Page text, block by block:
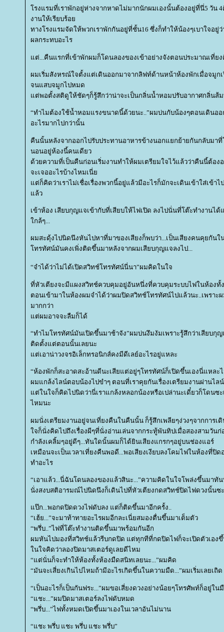
รงแรมที่เราพักอยู่ห่างจากหาดไม่มากนักผมเองนั้นต้องอยู่ที่นึ่5 วัน 4
งานให้เรียบร้อ
ทางโรงแรมจัดให้พวกเราพักกันอยู่ที่ชั้น16 ซึ่งก็ทำให้น้องๆเบาใจอยู่
ผลกระทบอะไร
ต่ คืนแรกที่เข้าพักผมก็โดนลองของเข้าอย่างจังตอนประมาณเที่ย
ผมเริ่มสังหรณ์ใจตั้งแต่เดินออกมาจากลิฟท์ด้านหน้าห้องพักเมื่อจมูก
จนแสบจมูกไปหมด
ต่พอตั้งสติดูให้ชัดๆก็รู้สึกว่าน่าจะเป็นกลิ่นน้ำหอมปรับอากาศกลิ่นส้ม
“ทำไมต้องใช้น้ำหอมแรงขนาดนี้ด้วยนะ..”ผมบ่นกับน้องๆตอนเดินอ
อะไรมากไปกว่านั้น
คืนนั้นหลังจากออกไปรับประทานอาหารข้างนอกแยกย้ายกันกลับมา
นอนอยู่ห้องนี้คนเดียว
ด้วยความที่เป็นคืนก่อนเริ่มงานทำให้ผมเตรียมใจไว้แล้วว่าคืนนี้ต้อง
จะเจออะไรบ้างไหมเนี่
ต่ก็คิดว่าเราไม่เชื่อเรื่องพวกนี้อยู่แล้วมีอะไรก็มักจะเดินเข้าใส่เข้าไ
ล้ว
เข้าห้อง เสียบกุญแจเข้ากับที่เสียบให้ไฟเปิด ลงไปนั่นที่โต๊ะทำงานไ
กล้ๆ
ผมสะดุ้งไปนิดนึงหันไปหาที่มาของเสียงก็พบว่า...เป็นเสียงคนคุยกันใ
ทรทัศน์มันคงเพิ่งติดขึ้นมาหลังจากผมเสียบกุญแจลงไป...
“จำได้ว่าไม่ได้เปิดสวิทช์โทรทัศน์นี่นา”ผมคิดในใจ
ที่หัวเตียงจะมีแผงสวิทช์ควบคุมอยู่อันหนึ่งที่ควบคุมระบบไฟในห้องทั้
ตอนเข้ามาในห้องผมจำได้ว่าผมปิดสวิทช์โทรทัศน์ไปแล้วนะ เพราะ
มากกว่า
ต่ผมอาจจะลืมก็ได้
“ทำไมโทรทัศน์มันเปิดขึ้นมาช้าจัง”ผมบ่นงึมงัมเพราะรู้สึกว่าเสียบกุ
ติดตั้งแต่ตอนนั้นเลยนะ
ต่เอาน่าวงจรอิเล็กทรอนิกส์คงมีดีเลย์อะไรอยู่แหละ
“ห้องพักก็สะอาดสะอ้านดีนะเสียแต่อยู่ๆโทรทัศน์ก็เปิดขึ้นเองนี่แหละ
ผมแกล้งไลน์ตอบน้องไปขำๆ ตอนที่เราคุยกันเรื่องเตรียมงานผ่านไล
ต่ในใจก็คิดไปนิดว่านี่เราแกล้งหลอกน้องหรือเปล่านะเดี๋ยวก็โดนซะ
ไหมนะ
ผมนั่งเตรียมงานอยู่จนเที่ยงคืนในคืนนั้น ก็รู้สึกเพลียๆง่วงๆจากการเ
จก็นั่งคิดไปถึงเรื่องผีๆที่นั่งอ่านเล่นจากกระทู้พันทิปเมื่อสองสามวันก่
กำลังเคลิ้มๆอยู่ดีๆ ทันใดนั้นผมก็ได้ยินเสียงแกรกๆอยู่บนช่องแอร์
เหมือนจะเป็นเวลาเที่ยงคืนพอดี
พอเสียงเงียบลงโคมไฟในห้องที่ปิ
ทำอะไร
“เอาแล้ว นี่ฉันโดนลองของแล้วสินะ ...”ความคิดในใจโพล่งขึ้นมาทั
นั่งสงบสติอารมณ์ไปนิดนึงก็เดินไปที่หัวเตียงกดสวิทช์ปิดไฟดวงนั้นซะ
ป๊ก...พอกดปิดดวงไฟดับลง แต่ก็ติดขึ้นมาอีกครั้ง..
“เฮ้...”จะมาท้าทายอะไรผมอีกละเนี่ยสมองตื่นขึ้นมาเต็มตัว
“พรึ่บ..”ไฟที่โต๊ะทำงานติดขึ้นมาพร้อมกันอีก
ผมหันไปมองที่สวิทช์แล้วรีบกดปิด แต่ทุกทีที่กดปิดไฟก็จะเปิดตัวเอง
นใจคิดว่าลองปิดมาสเตอร์ดูเลยดีไหม
“ต่นั่นก็จะทำให้ห้องทั้งห้องมืดสนิทเลยนะ...”ผมคิด
“มันจะเสี่ยงเกินไปไหมถ้ามีอะไรเกิดขึ้นในความมืด...”ผมเริ่มเลยเถิด
“เป็นอะไรก็เป็นกันฟระ ...”ผมขอเสี่ยงดวงอย่างน้อยๆโทรศัพท์ก็อยู่ใน
“ชะ ...”ผมปิดมาสเตอร์ลงไฟดับหมด
“พรึ่บ ...”ไฟทั้งหมดเปิดขึ้นมาเองในเวลาอันไม่นาน
“ชะ พรึ่บ แชะ พรึ่บ แชะ พรึ่บ”